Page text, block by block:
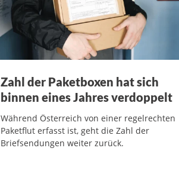
Zahl der Paketboxen hat sich
binnen eines Jahres verdoppelt
Während Österreich von einer regelrechten
Paketflut erfasst ist, geht die Zahl der
Briefsendungen weiter zurück.